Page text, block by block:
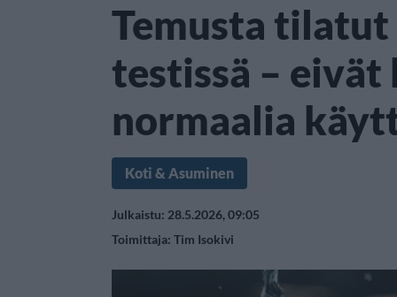
Temusta tilatut
testissä – eivät
normaalia
Koti & Asuminen
Julkaistu: 28.5.2026, 09:05
Toimittaja: Tim Isokivi